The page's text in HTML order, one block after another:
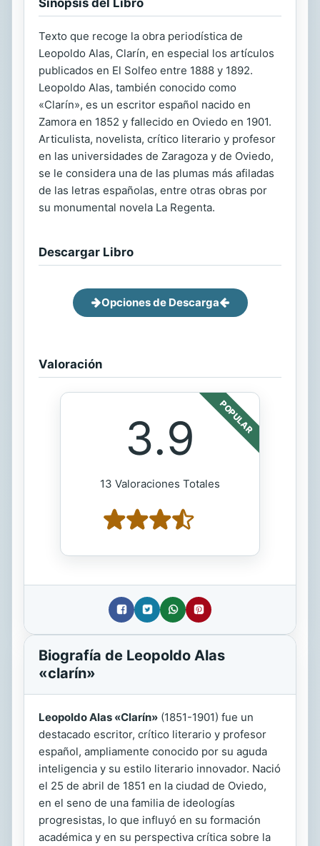
Texto que recoge la obra periodística de
Leopoldo Alas, Clarín, en especial los artículos
publicados en El Solfeo entre 1888 y 1892.
Leopoldo Alas, también conocido como
«Clarín», es un escritor español nacido en
Zamora en 1852 y fallecido en Oviedo en 1901.
Articulista, novelista, crítico literario y profesor
en las universidades de Zaragoza y de Oviedo,
se le considera una de las plumas más afiladas
de las letras españolas, entre otras obras por
su monumental novela La Regenta.
Descargar Libro
Opciones de Descarga
Valoración
POPULAR
3.9
13 Valoraciones Totales
Biografía de Leopoldo Alas
«clarín»
Leopoldo Alas «Clarín» (1851-1901) fue un
destacado escritor, crítico literario y profesor
español, ampliamente conocido por su aguda
inteligencia y su estilo literario innovador. Nació
el 25 de abril de 1851 en la ciudad de Oviedo,
en el seno de una familia de ideologías
progresistas, lo que influyó en su formación
académica y en su perspectiva crítica sobre la